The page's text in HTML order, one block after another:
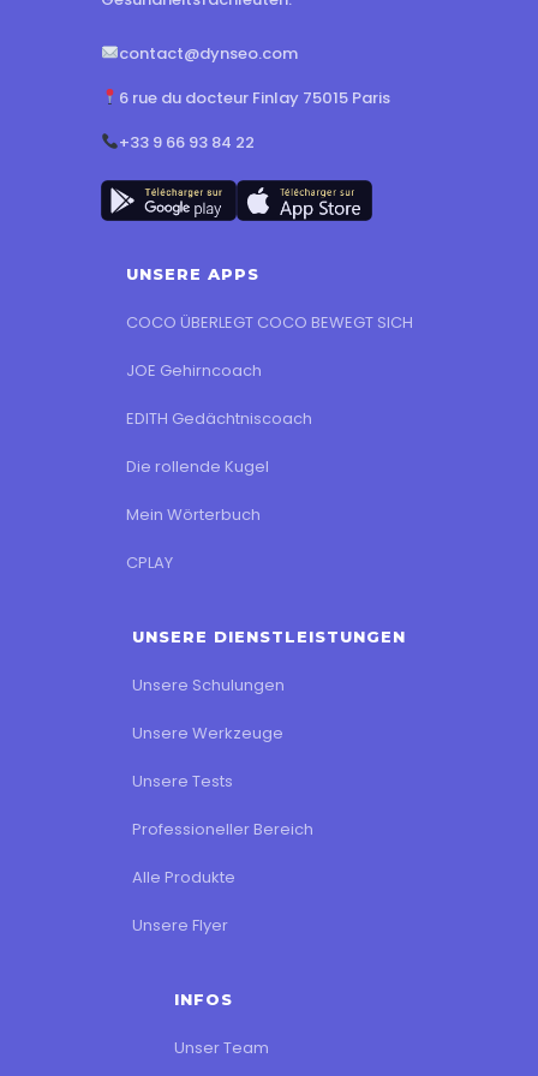
contact@dynseo.com
6 rue du docteur Finlay 75015 Paris
+33 9 66 93 84 22
UNSERE APPS
COCO ÜBERLEGT COCO BEWEGT SICH
JOE Gehirncoach
EDITH Gedächtniscoach
Die rollende Kugel
Mein Wörterbuch
CPLAY
UNSERE DIENSTLEISTUNGEN
Unsere Schulungen
Unsere Werkzeuge
Unsere Tests
Professioneller Bereich
Alle Produkte
Unsere Flyer
INFOS
Unser Team